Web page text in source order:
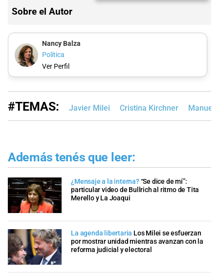
Sobre el Autor
Nancy Balza
Política
Ver Perfil
#TEMAS: Javier Milei Cristina Kirchner Manuel
Además tenés que leer:
¿Mensaje a la interna?“Se dice de mí”:
particular video de Bullrich al ritmo de Tita
Merello y La Joaqui
La agenda libertaria Los Milei se esfuerzan
por mostrar unidad mientras avanzan con la
reforma judicial y electoral